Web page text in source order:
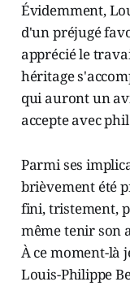
Évidemment,
d'un préjugé
apprécié le
héritage
qui auront un
accepte avec
Parmi ses
brièvement été
fini, tristement,
même tenir son
À ce moment-là
Louis-Philippe